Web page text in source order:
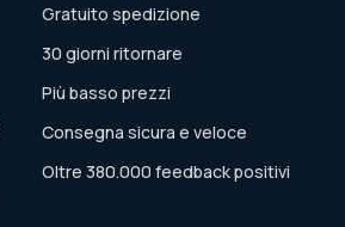
Gratuito spedizione
30 giorni ritornare
Più basso prezzi
Consegna sicura e veloce
Oltre 380.000 feedback positivi